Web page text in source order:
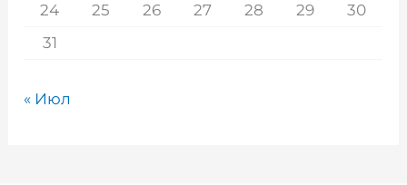
24
25 26 27 28 29
30
31
« Июл